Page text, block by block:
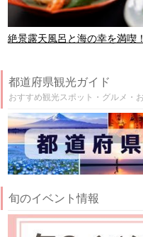
絶景露天風呂と海の幸を満喫
都道府県観光ガイド
おすすめ観光スポット・グルメ・
旬のイベント情報